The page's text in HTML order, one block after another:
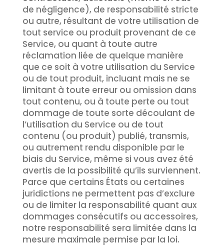
de négligence), de responsabilité stricte
ou autre, résultant de votre utilisation de
tout service ou produit provenant de ce
Service, ou quant à toute autre
réclamation liée de quelque manière
que ce soit à votre utilisation du Service
ou de tout produit, incluant mais ne se
limitant à toute erreur ou omission dans
tout contenu, ou à toute perte ou tout
dommage de toute sorte découlant de
l’utilisation du Service ou de tout
contenu (ou produit) publié, transmis,
ou autrement rendu disponible par le
biais du Service, même si vous avez été
avertis de la possibilité qu’ils surviennent.
Parce que certains États ou certaines
juridictions ne permettent pas d’exclure
ou de limiter la responsabilité quant aux
dommages consécutifs ou accessoires,
notre responsabilité sera limitée dans la
mesure maximale permise par la loi.